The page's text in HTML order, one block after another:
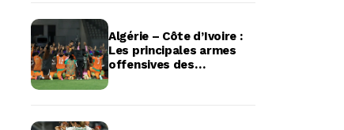
Algérie – Côte d’Ivoire :
Les principales armes
offensives des